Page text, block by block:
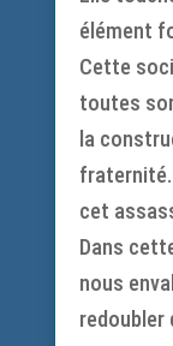
élément
Cette
toutes
la
fraternité.
cet
Dans
nous
redoubler